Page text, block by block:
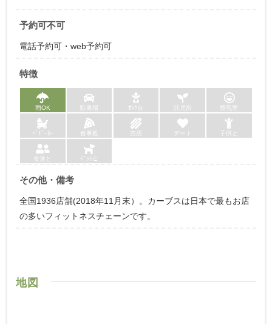
予約可不可
電話予約可・web予約可
特徴
雨OK 駐車場 ｵﾑﾂ台 託児所 授乳室
ﾍﾞﾋﾞｰｶｰ 食事処 売店 デート 子供と
友達と ﾍﾟｯﾄと
その他・備考
全国1936店舗(2018年11月末）。カーブスは日本で最もお店
の多いフィットネスチェーンです。
地図